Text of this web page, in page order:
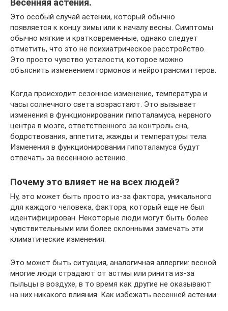
Это особый случай астении, который обычно
появляется к концу зимы или к началу весны. Симптомы
обычно мягкие и кратковременные, однако следует
отметить, что это не психиатрическое расстройство.
Это просто чувство усталости, которое можно
объяснить изменением гормонов и нейротрансмиттеров.
Когда происходит сезонное изменение, температура и
часы солнечного света возрастают. Это вызывает
изменения в функционировании гипоталамуса, нервного
центра в мозге, ответственного за контроль сна,
бодрствования, аппетита, жажды и температуры тела.
Изменения в функционировании гипоталамуса будут
отвечать за весеннюю астению.
Почему это влияет не на всех людей?
Ну, это может быть просто из-за фактора, уникального
для каждого человека, фактора, который еще не был
идентифицирован. Некоторые люди могут быть более
чувствительными или более склонными замечать эти
климатические изменения.
Это может быть ситуация, аналогичная аллергии: весной
многие люди страдают от астмы или ринита из-за
пыльцы в воздухе, в то время как другие не оказывают
на них никакого влияния. Как избежать весенней астении.